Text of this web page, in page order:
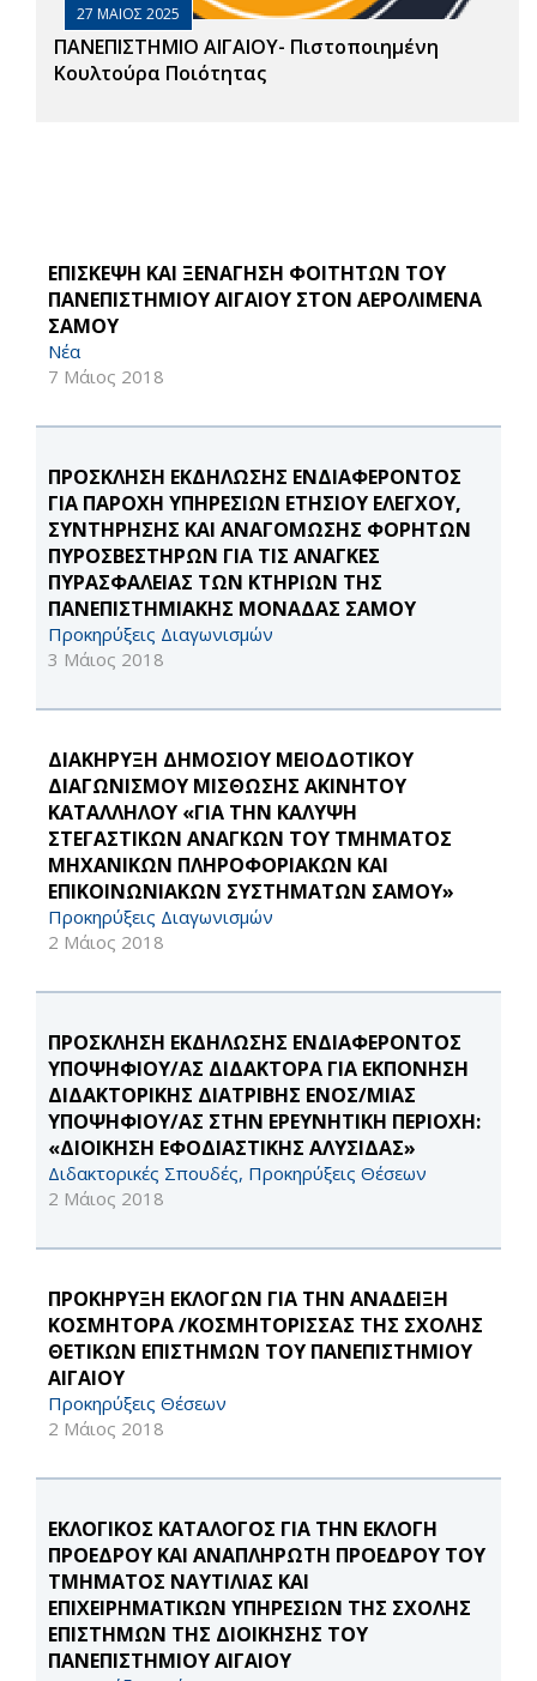
27 ΜΑΙΟΣ 2025
ΠΑΝΕΠΙΣΤΗΜΙΟ ΑΙΓΑΙΟΥ- Πιστοποιημένη
Κουλτούρα Ποιότητας
ΕΠΙΣΚΕΨΗ ΚΑΙ ΞΕΝΑΓΗΣΗ ΦΟΙΤΗΤΩΝ ΤΟΥ
ΠΑΝΕΠΙΣΤΗΜΙΟΥ ΑΙΓΑΙΟΥ ΣΤΟΝ ΑΕΡΟΛΙΜΕΝΑ
ΣΑΜΟΥ
Νέα
7 Μάιος 2018
ΠΡΟΣΚΛΗΣΗ ΕΚΔΗΛΩΣΗΣ ΕΝΔΙΑΦΕΡΟΝΤΟΣ
ΓΙΑ ΠΑΡΟΧΗ ΥΠΗΡΕΣΙΩΝ ΕΤΗΣΙΟΥ ΕΛΕΓΧΟΥ,
ΣΥΝΤΗΡΗΣΗΣ ΚΑΙ ΑΝΑΓΟΜΩΣΗΣ ΦΟΡΗΤΩΝ
ΠΥΡΟΣΒΕΣΤΗΡΩΝ ΓΙΑ ΤΙΣ ΑΝΑΓΚΕΣ
ΠΥΡΑΣΦΑΛΕΙΑΣ ΤΩΝ ΚΤΗΡΙΩΝ ΤΗΣ
ΠΑΝΕΠΙΣΤΗΜΙΑΚΗΣ ΜΟΝΑΔΑΣ ΣΑΜΟΥ
Προκηρύξεις Διαγωνισμών
3 Μάιος 2018
ΔΙΑΚΗΡΥΞΗ ΔΗΜΟΣΙΟΥ ΜΕΙΟΔΟΤΙΚΟΥ
ΔΙΑΓΩΝΙΣΜΟΥ ΜΙΣΘΩΣΗΣ ΑΚΙΝΗΤOY
ΚΑΤΑΛΛΗΛΟΥ «ΓΙΑ ΤΗΝ ΚΑΛΥΨΗ
ΣΤΕΓΑΣΤΙΚΩΝ ΑΝΑΓΚΩΝ ΤΟΥ ΤΜΗΜΑΤΟΣ
ΜΗΧΑΝΙΚΩΝ ΠΛΗΡΟΦΟΡΙΑΚΩΝ ΚΑΙ
ΕΠΙΚΟΙΝΩΝΙΑΚΩΝ ΣΥΣΤΗΜΑΤΩΝ ΣΑΜΟΥ»
Προκηρύξεις Διαγωνισμών
2 Μάιος 2018
ΠΡΟΣΚΛΗΣΗ ΕΚΔΗΛΩΣΗΣ ΕΝΔΙΑΦΕΡΟΝΤΟΣ
ΥΠΟΨΗΦΙΟΥ/ΑΣ ΔΙΔΑΚΤΟΡΑ ΓΙΑ ΕΚΠΌΝΗΣΗ
ΔΙΔΑΚΤΟΡΙΚΉΣ ΔΙΑΤΡΙΒΉΣ ΕΝΌΣ/ΜΊΑΣ
ΥΠΟΨΗΦΊΟΥ/ΑΣ ΣΤΗΝ ΕΡΕΥΝΗΤΙΚΉ ΠΕΡΙΟΧΉ:
«ΔΙΟΊΚΗΣΗ ΕΦΟΔΙΑΣΤΙΚΉΣ ΑΛΥΣΊΔΑΣ»
Διδακτορικές Σπουδές, Προκηρύξεις Θέσεων
2 Μάιος 2018
ΠΡΟΚΗΡΥΞΗ ΕΚΛΟΓΩΝ ΓΙΑ ΤΗΝ ΑΝΑΔΕΙΞΗ
ΚΟΣΜΗΤΟΡΑ /ΚΟΣΜΗΤΟΡΙΣΣΑΣ ΤΗΣ ΣΧΟΛΗΣ
ΘΕΤΙΚΩΝ ΕΠΙΣΤΗΜΩΝ ΤΟΥ ΠΑΝΕΠΙΣΤΗΜΙΟΥ
ΑΙΓΑΙΟΥ
Προκηρύξεις Θέσεων
2 Μάιος 2018
ΕΚΛΟΓΙΚΟΣ ΚΑΤΑΛΟΓΟΣ ΓΙΑ ΤΗΝ ΕΚΛΟΓΗ
ΠΡΟΕΔΡΟΥ ΚΑΙ ΑΝΑΠΛΗΡΩΤΗ ΠΡΟΕΔΡΟΥ ΤΟΥ
ΤΜΗΜΑΤΟΣ ΝΑΥΤΙΛΙΑΣ ΚΑΙ
ΕΠΙΧΕΙΡΗΜΑΤΙΚΩΝ ΥΠΗΡΕΣΙΩΝ ΤΗΣ ΣΧΟΛΗΣ
ΕΠΙΣΤΗΜΩΝ ΤΗΣ ΔΙΟΙΚΗΣΗΣ ΤΟΥ
ΠΑΝΕΠΙΣΤΗΜΙΟΥ ΑΙΓΑΙΟΥ